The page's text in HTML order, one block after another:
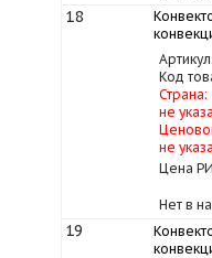
18
Код
Страна:
не
не
Цена
Нет в
19